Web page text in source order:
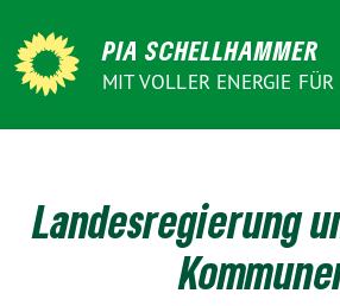
zum
Inhalt
PIA SCHELLHAMMER
MIT VOLLER ENERGIE
Landesregierung